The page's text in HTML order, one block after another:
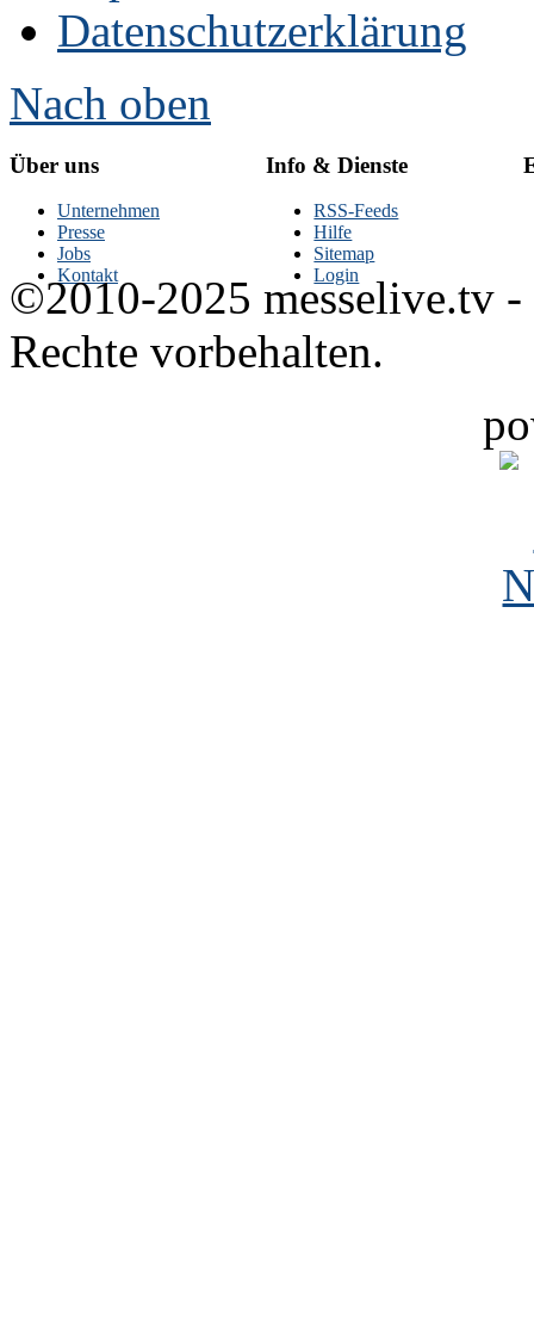
Datenschutzerklärung
Nach oben
Über uns
Unternehmen
Presse
Jobs
Kontakt
Info & Dienste
RSS-Feeds
Hilfe
Sitemap
Login
©2010-2025 messelive.tv -
Rechte vorbehalten.